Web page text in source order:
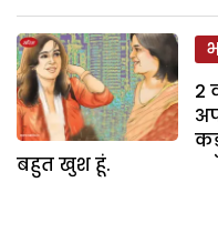
2
बहुत खुश हूं.